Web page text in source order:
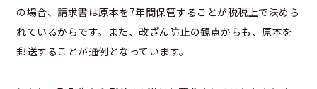
の場合、請求書は原本を7年間保管することが税税上で決めら
れているからです。また、改ざん防止の観点からも、原本を
郵送することが通例となっています。